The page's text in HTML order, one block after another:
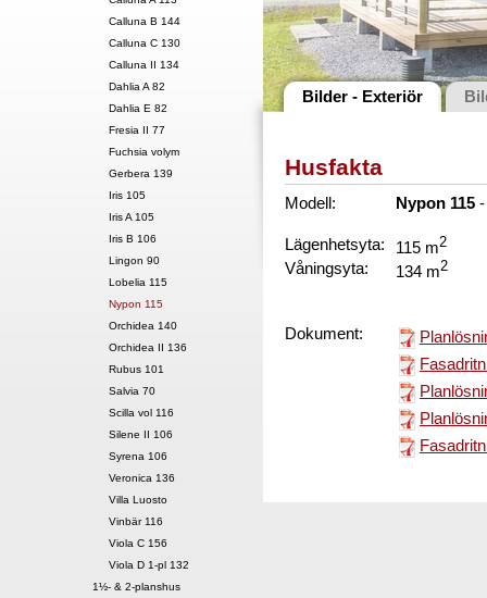
Calluna B 144
Calluna C 130
Calluna II 134
Dahlia A 82
Dahlia E 82
Fresia II 77
Fuchsia volym
Gerbera 139
Iris 105
Iris A 105
Iris B 106
Lingon 90
Lobelia 115
Nypon 115
Orchidea 140
Orchidea II 136
Rubus 101
Salvia 70
Scilla vol 116
Silene II 106
Syrena 106
Veronica 136
Villa Luosto
Vinbär 116
Viola C 156
Viola D 1-pl 132
1½- & 2-planshus
Bilder - Exteriör
Husfakta
Modell: Nypon 115
Lägenhetsyta: 115 m2
Våningsyta: 134 m2
Dokument: